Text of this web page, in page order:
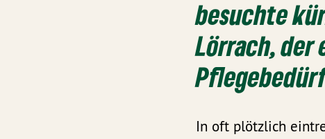
besuchte
Lörrach,
In oft plötzlich